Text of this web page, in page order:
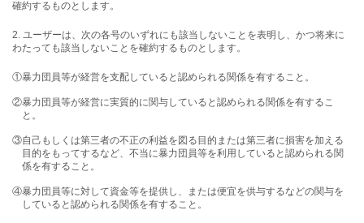
確約するものとします。
2. ユーザーは、次の各号のいずれにも該当しないことを表明し、かつ将来に
わたっても該当しないことを確約するものとします。
①暴力団員等が経営を支配していると認められる関係を有すること。
②暴力団員等が経営に実質的に関与していると認められる関係を有するこ
と。
③自己もしくは第三者の不正の利益を図る目的または第三者に損害を加える
目的をもってするなど、不当に暴力団員等を利用していると認められる関
係を有すること。
④暴力団員等に対して資金等を提供し、または便宜を供与するなどの関与を
していると認められる関係を有すること。